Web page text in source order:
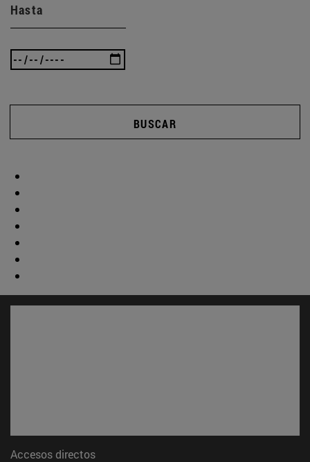
Hasta
BUSCAR
Accesos directos